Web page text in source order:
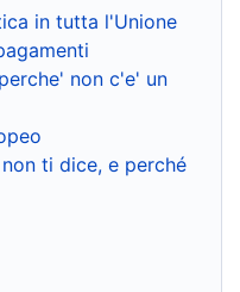
in tutta l'Unione
non c'e' un
ti dice, e perché